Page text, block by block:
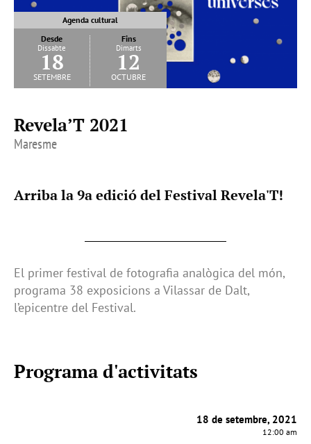
Agenda cultural
Desde
Dissabte
18
setembre
Fins
Dimarts
12
octubre
Revela’T 2021
Maresme
Arriba la 9a edició del Festival Revela'T!
El primer festival de fotografia analògica del món,
programa 38 exposicions a Vilassar de Dalt,
l’epicentre del Festival.
Programa d'activitats
18 de setembre, 2021
12:00 am